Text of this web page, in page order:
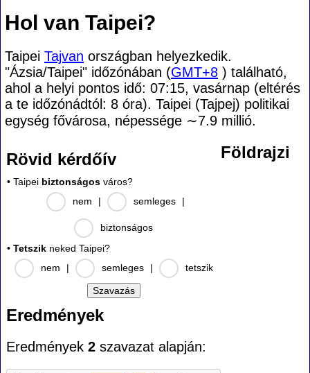
Hol van Taipei?
Taipei Tajvan országban helyezkedik.
"Ázsia/Taipei" időzónában (GMT+8 ) található,
ahol a helyi pontos idő: 07:15, vasárnap (eltérés
a te időzónádtól: 8 óra). Taipei (Tajpej) politikai
egység fővárosa, népessége ∼7.9 millió.
Rövid kérdőív
• Taipei biztonságos város?
nem
| semleges |
biztonságos
• Tetszik neked Taipei?
nem
| semleges | tetszik
Eredmények
Eredmények 2 szavazat alapján:
Földrajzi